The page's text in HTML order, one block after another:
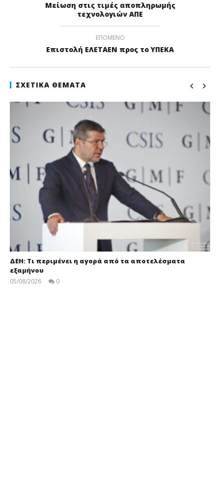
Μείωση στις τιμές αποπληρωμής
τεχνολογιών ΑΠΕ
ΕΠΌΜΕΝΟ
Επιστολή ΕΛΕΤΑΕΝ προς το ΥΠΕΚΑ
ΣΧΕΤΙΚΆ ΘΈΜΑΤΑ
ΔΕΗ: Τι περιμένει η αγορά από τα αποτελέσματα
εξαμήνου
05/08/2026 0